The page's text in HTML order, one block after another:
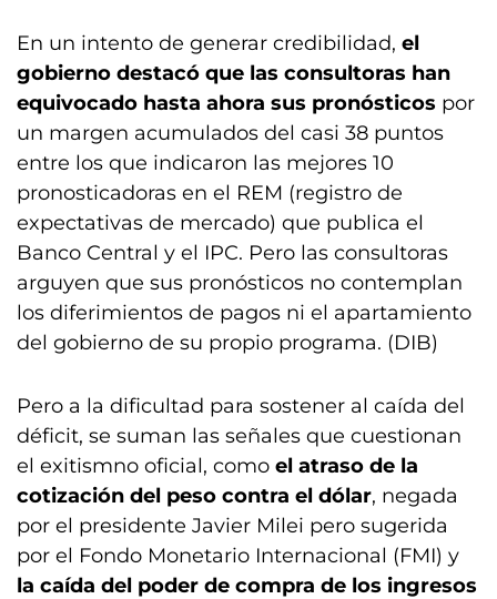
En un intento de generar credibilidad, el
gobierno destacó que las consultoras han
equivocado hasta ahora sus pronósticos por
un margen acumulados del casi 38 puntos
entre los que indicaron las mejores 10
pronosticadoras en el REM (registro de
expectativas de mercado) que publica el
Banco Central y el IPC. Pero las consultoras
arguyen que sus pronósticos no contemplan
los diferimientos de pagos ni el apartamiento
del gobierno de su propio programa. (DIB)
Pero a la dificultad para sostener al caída del
déficit, se suman las señales que cuestionan
el exitismno oficial, como el atraso de la
cotización del peso contra el dólar, negada
por el presidente Javier Milei pero sugerida
por el Fondo Monetario Internacional (FMI) y
la caída del poder de compra de los ingresos